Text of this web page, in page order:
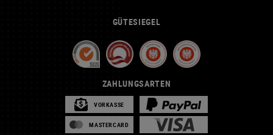
GÜTESIEGEL
ZAHLUNGSARTEN
VORKASSE
MASTERCARD